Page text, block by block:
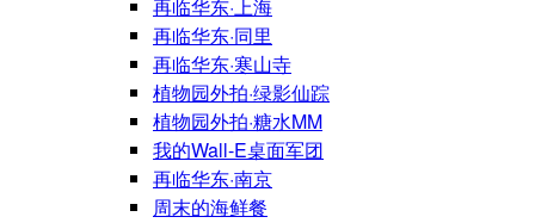
再临华东·上海
再临华东·同里
再临华东·寒山寺
植物园外拍·绿影仙踪
植物园外拍·糖水MM
我的Wall-E桌面军团
再临华东·南京
周末的海鲜餐